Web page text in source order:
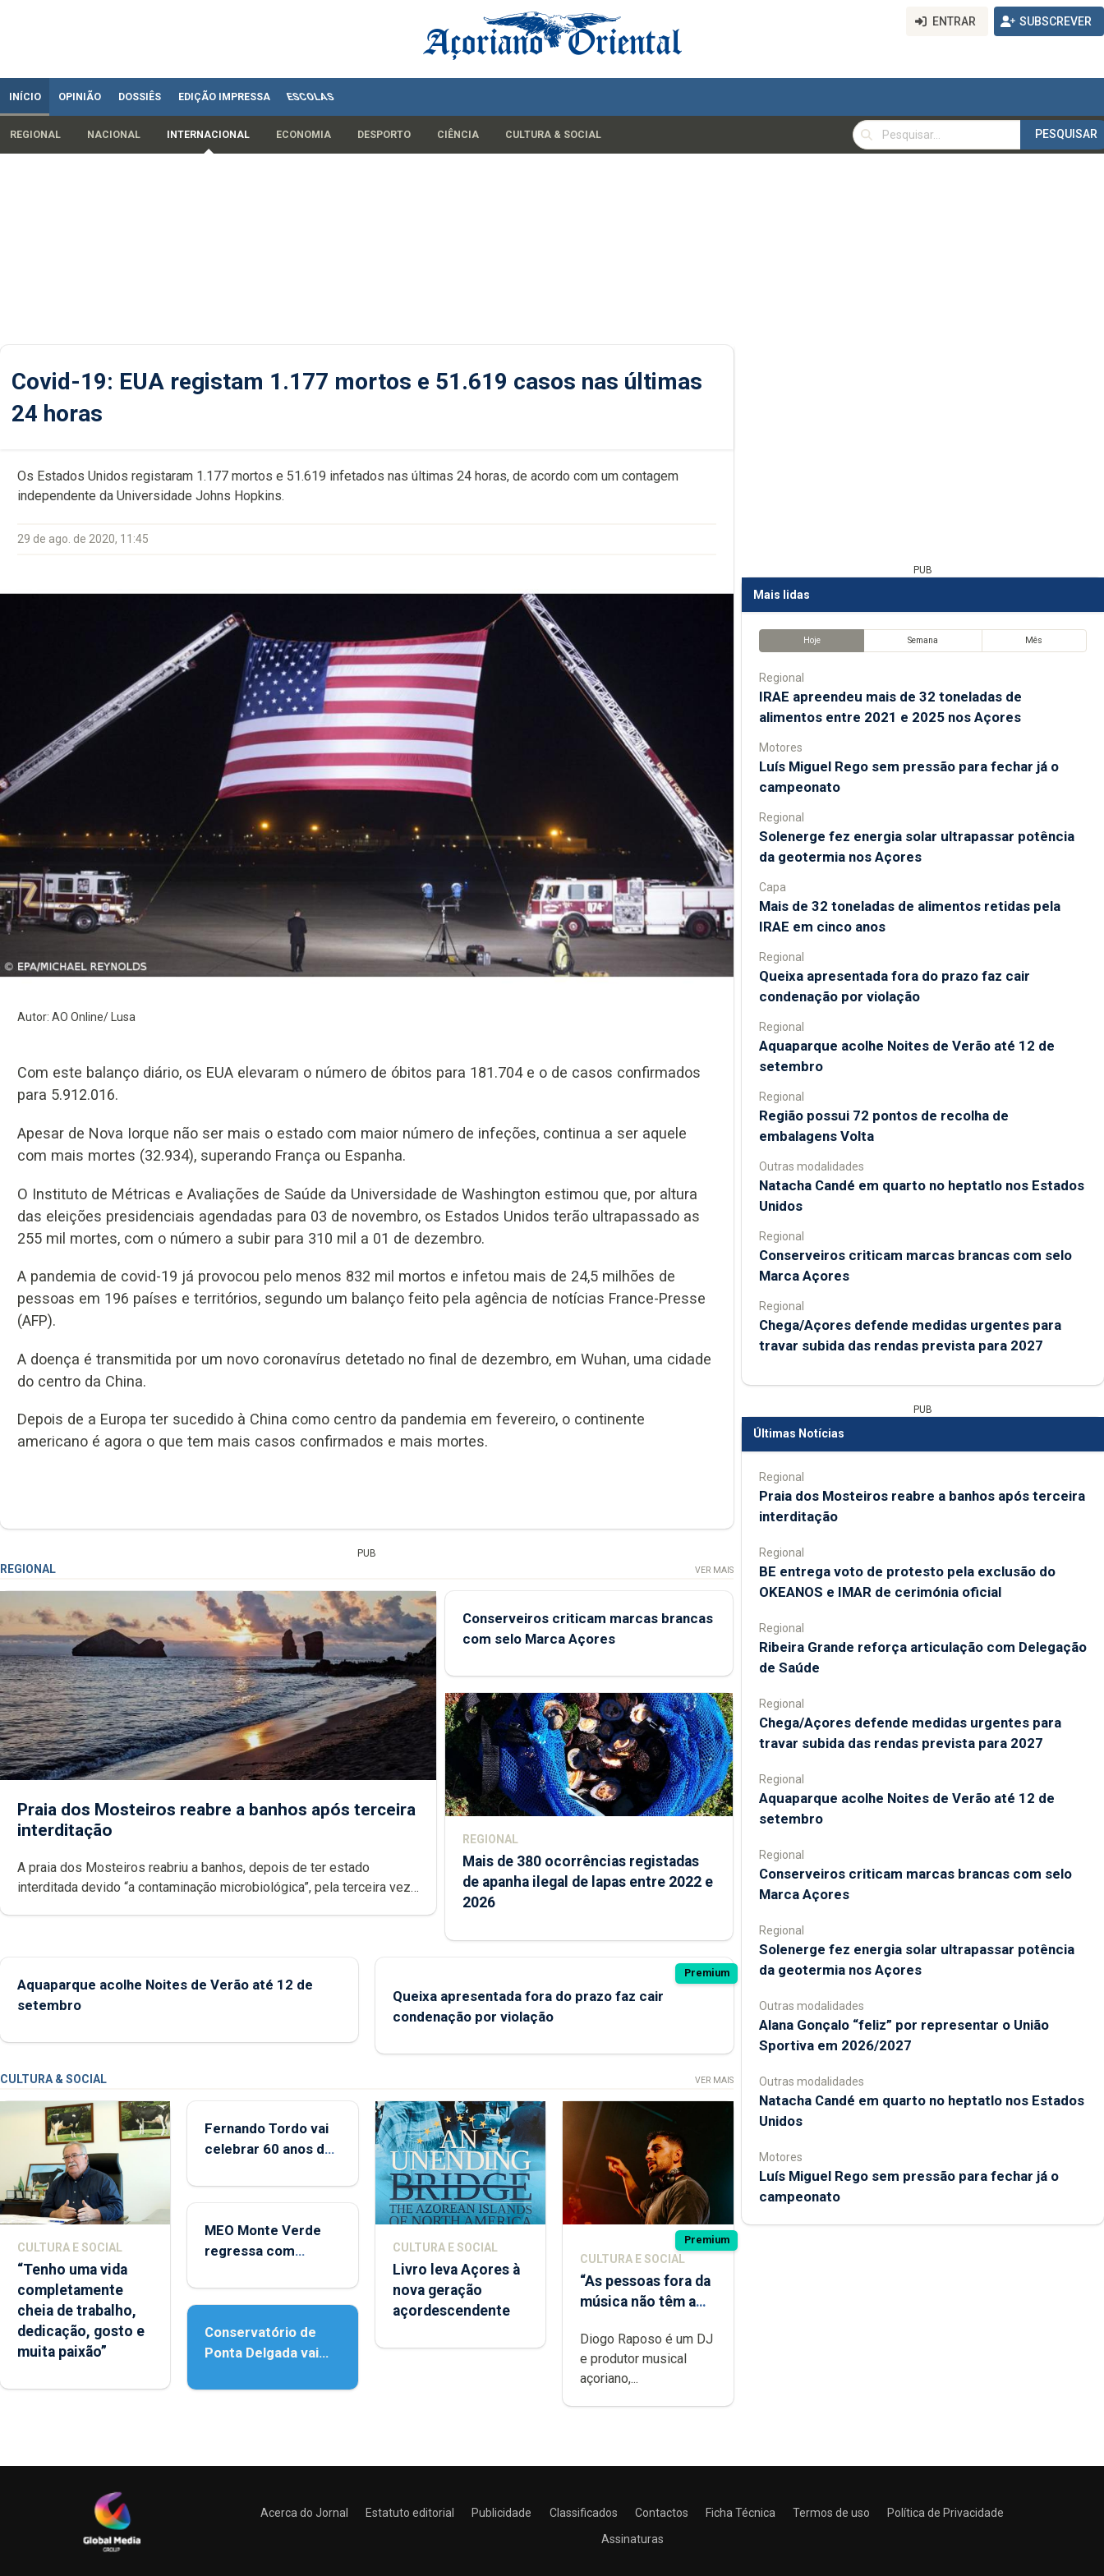
ENTRAR SUBSCREVER
INÍCIO OPINIÃO DOSSIÊS EDIÇÃO IMPRESSA ESCOLAS
REGIONAL NACIONAL INTERNACIONAL ECONOMIA DESPORTO CIÊNCIA CULTURA & SOCIAL
PESQUISAR
PESQUISAR
Covid-19: EUA registam 1.177 mortos e 51.619 casos nas últimas
24 horas
Os Estados Unidos registaram 1.177 mortos e 51.619 infetados nas últimas 24 horas, de acordo com um contagem
independente da Universidade Johns Hopkins.
29 de ago. de 2020, 11:45
Autor: AO Online/ Lusa
Com este balanço diário, os EUA elevaram o número de óbitos para 181.704 e o de casos confirmados
para 5.912.016.
Apesar de Nova Iorque não ser mais o estado com maior número de infeções, continua a ser aquele
com mais mortes (32.934), superando França ou Espanha.
O Instituto de Métricas e Avaliações de Saúde da Universidade de Washington estimou que, por altura
das eleições presidenciais agendadas para 03 de novembro, os Estados Unidos terão ultrapassado as
255 mil mortes, com o número a subir para 310 mil a 01 de dezembro.
A pandemia de covid-19 já provocou pelo menos 832 mil mortos e infetou mais de 24,5 milhões de
pessoas em 196 países e territórios, segundo um balanço feito pela agência de notícias France-Presse
(AFP).
A doença é transmitida por um novo coronavírus detetado no final de dezembro, em Wuhan, uma cidade
do centro da China.
Depois de a Europa ter sucedido à China como centro da pandemia em fevereiro, o continente
americano é agora o que tem mais casos confirmados e mais mortes.
PUB
REGIONAL VER MAIS
Praia dos Mosteiros reabre a banhos após terceira
interditação
A praia dos Mosteiros reabriu a banhos, depois de ter estado
interditada devido “a contaminação microbiológica”, pela terceira vez
Conserveiros criticam marcas brancas
com selo Marca Açores
REGIONAL
Mais de 380 ocorrências registadas
de apanha ilegal de lapas entre 2022 e
2026
Aquaparque acolhe Noites de Verão até 12 de
setembro
Premium
Queixa apresentada fora do prazo faz cair
condenação por violação
CULTURA & SOCIAL VER MAIS
CULTURA E SOCIAL
“Tenho uma vida
completamente
cheia de trabalho,
dedicação, gosto e
muita paixão”
Fernando Tordo vai
celebrar 60 anos de
Micaelense
MEO Monte Verde
regressa com
acessibilidade
Conservatório de
Ponta Delgada vai
instrumentos
CULTURA E SOCIAL
Livro leva Açores à
nova geração
açordescendente
Premium
CULTURA E SOCIAL
“As pessoas fora da
música não têm a
difícil é produzir
uma música”
Diogo Raposo é um DJ
e produtor musical
açoriano,...
PUB
Mais lidas
Hoje Semana Mês
Regional
IRAE apreendeu mais de 32 toneladas de
alimentos entre 2021 e 2025 nos Açores
Motores
Luís Miguel Rego sem pressão para fechar já o
campeonato
Regional
Solenerge fez energia solar ultrapassar potência
da geotermia nos Açores
Capa
Mais de 32 toneladas de alimentos retidas pela
IRAE em cinco anos
Regional
Queixa apresentada fora do prazo faz cair
condenação por violação
Regional
Aquaparque acolhe Noites de Verão até 12 de
setembro
Regional
Região possui 72 pontos de recolha de
embalagens Volta
Outras modalidades
Natacha Candé em quarto no heptatlo nos Estados
Unidos
Regional
Conserveiros criticam marcas brancas com selo
Marca Açores
Regional
Chega/Açores defende medidas urgentes para
travar subida das rendas prevista para 2027
PUB
Últimas Notícias
Regional
Praia dos Mosteiros reabre a banhos após terceira
interditação
Regional
BE entrega voto de protesto pela exclusão do
OKEANOS e IMAR de cerimónia oficial
Regional
Ribeira Grande reforça articulação com Delegação
de Saúde
Regional
Chega/Açores defende medidas urgentes para
travar subida das rendas prevista para 2027
Regional
Aquaparque acolhe Noites de Verão até 12 de
setembro
Regional
Conserveiros criticam marcas brancas com selo
Marca Açores
Regional
Solenerge fez energia solar ultrapassar potência
da geotermia nos Açores
Outras modalidades
Alana Gonçalo “feliz” por representar o União
Sportiva em 2026/2027
Outras modalidades
Natacha Candé em quarto no heptatlo nos Estados
Unidos
Motores
Luís Miguel Rego sem pressão para fechar já o
campeonato
Acerca do Jornal Estatuto editorial Publicidade Classificados Contactos Ficha Técnica Termos de uso
Política de Privacidade
Assinaturas